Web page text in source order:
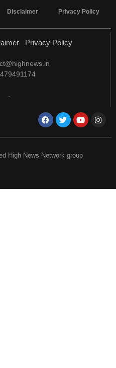
Disclaimer Privacy Policy
Privacy Policy
High News Network group